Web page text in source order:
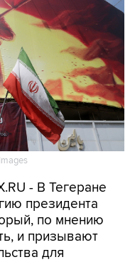
- В Тегеране
президента
по мнению
и призывают
для